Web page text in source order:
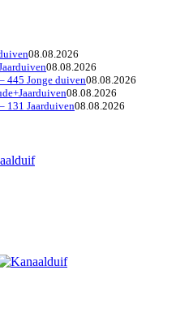
08.08.2026
08.08.2026
445 Jonge duiven08.08.2026
08.08.2026
131 Jaarduiven08.08.2026